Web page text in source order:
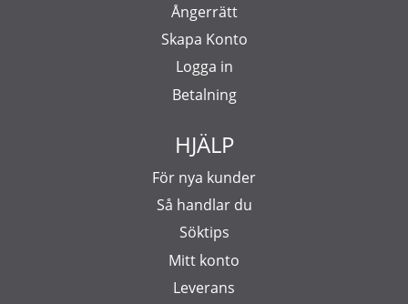
Ångerrätt
Skapa Konto
Logga in
Betalning
HJÄLP
För nya kunder
Så handlar du
Söktips
Mitt konto
Leverans